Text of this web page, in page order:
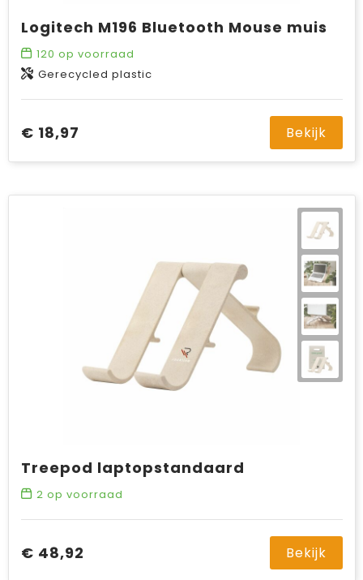
Logitech M196 Bluetooth Mouse muis
120 op voorraad
Gerecycled plastic
€ 18,97 Bekijk
Treepod laptopstandaard
2 op voorraad
€ 48,92 Bekijk